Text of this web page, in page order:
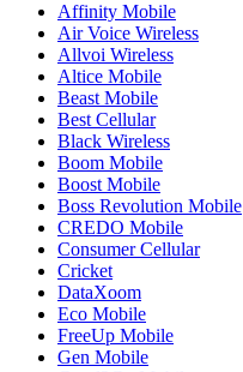
Affinity Mobile
Air Voice Wireless
Allvoi Wireless
Altice Mobile
Beast Mobile
Best Cellular
Black Wireless
Boom Mobile
Boost Mobile
Boss Revolution Mobile
CREDO Mobile
Consumer Cellular
Cricket
DataXoom
Eco Mobile
FreeUp Mobile
Gen Mobile